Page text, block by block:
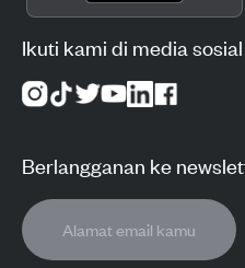
Ikuti kami di media sosial
Berlangganan ke